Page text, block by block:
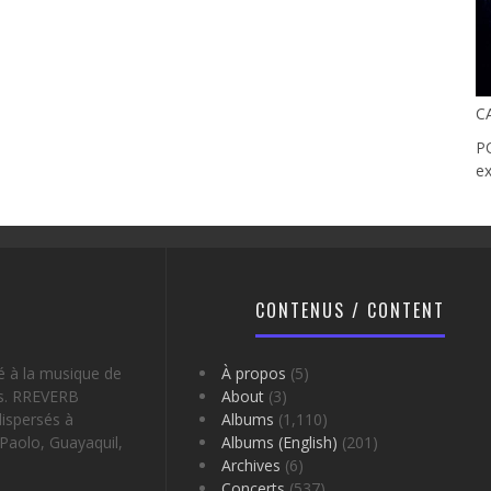
à la musique de
à
Guayaquil,
CONTENUS / CONTENT
À propos (5)
About (3)
Albums (1,110)
Albums (English) (201)
Archives (6)